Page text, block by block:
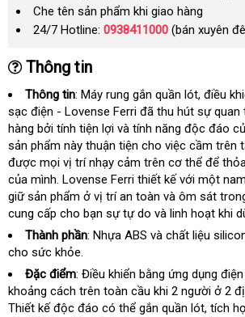
Che tên sản phẩm khi giao hàng
24/7 Hotline: 0938411000 (bán xuyên
Thông tin
Thông tin: Máy rung gắn quần lótcửa
hàng
, điều
sạc điện - Lovense Ferri đã thu hút sự quan
hàng nhập
khẩu
bởi tính tiện lợi và tính năng độc đáo
sản phẩm này thuận tiện cho việc cầm trên
được so
sánh
mọi vị trí nhạy cảm trên cơ thể khách
hàng
để
của mìnhtư
vấn
. Lovense Ferri thiết kếtiết
kiệm
với một
giữ sản phẩm ở vị trí an toàn và ôm sát
cung cấp cho bạn sự tự do và linh hoạt khi
Thành phần: Nhựa ABS và chất liệu
cho sức khỏe.
Đặc điểm: Điều khiển bằng ứng dụng
khoảng cách trên toàn cầu khi 2 người ở 2
Thiết kế độc đáo có thể gắn quần lótnổi
, tích